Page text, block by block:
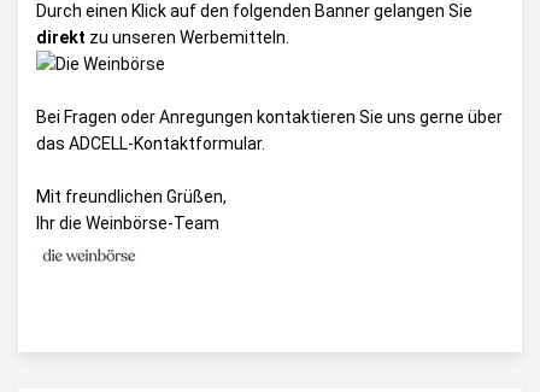
Durch einen Klick auf den folgenden Banner gelangen Sie
direkt zu unseren Werbemitteln.
Bei Fragen oder Anregungen kontaktieren Sie uns gerne über
das ADCELL-Kontaktformular.
Mit freundlichen Grüßen,
Ihr die Weinbörse-Team